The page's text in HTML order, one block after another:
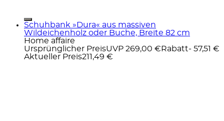
Schuhbank »Dura« aus massiven
Wildeichenholz oder Buche, Breite 82 cm
Home affaire
Ursprünglicher PreisUVP 269,00 € Rabatt- 57,51 €
Aktueller Preis211,49 €